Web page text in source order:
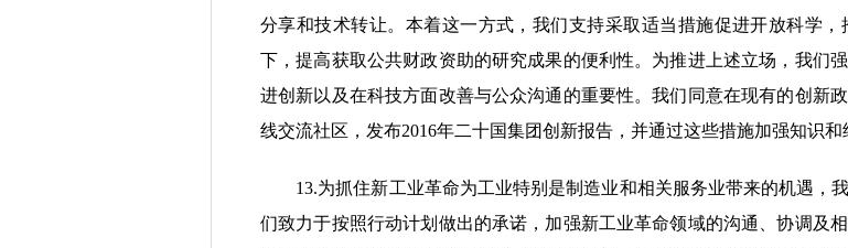
分享和技术转让。本着这一方式，我们支持采取适当措施促进开放科学
下，提高获取公共财政资助的研究成果的便利性。为推进上述立场，我们
进创新以及在科技方面改善与公众沟通的重要性。我们同意在现有的创新
线交流社区，发布2016年二十国集团创新报告，并通过这些措施加强知识和
13.为抓住新工业革命为工业特别是制造业和相关服务业带来的机遇，
们致力于按照行动计划做出的承诺，加强新工业革命领域的沟通、协调及